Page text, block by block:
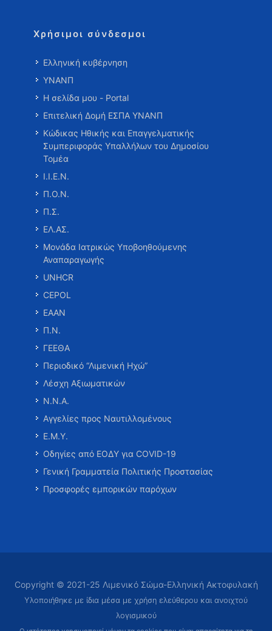
Χρήσιμοι σύνδεσμοι
Ελληνική κυβέρνηση
ΥΝΑΝΠ
Η σελίδα μου - Portal
Επιτελική Δομή ΕΣΠΑ ΥΝΑΝΠ
Κώδικας Ηθικής και Επαγγελματικής
Συμπεριφοράς Υπαλλήλων του Δημοσίου
Τομέα
Ι.Ι.Ε.Ν.
Π.Ο.Ν.
Π.Σ.
ΕΛ.ΑΣ.
Μονάδα Ιατρικώς Υποβοηθούμενης
Αναπαραγωγής
UNHCR
CEPOL
ΕΑΑΝ
Π.Ν.
ΓΕΕΘΑ
Περιοδικό “Λιμενική Ηχώ”
Λέσχη Αξιωματικών
Ν.Ν.Α.
Αγγελίες προς Ναυτιλλομένους
Ε.Μ.Υ.
Οδηγίες από ΕΟΔΥ για COVID-19
Γενική Γραμματεία Πολιτικής Προστασίας
Προσφορές εμπορικών παρόχων
Copyright © 2021-25 Λιμενικό Σώμα-Ελληνική Ακτοφυλακή
Υλοποιήθηκε με ίδια μέσα με χρήση ελεύθερου και ανοιχτού
λογισμικού